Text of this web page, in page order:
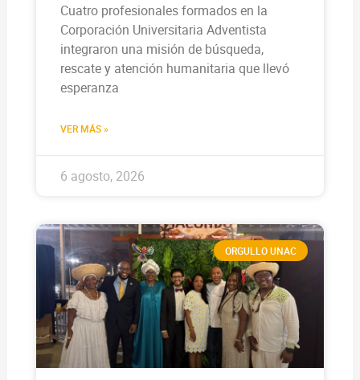
Cuatro profesionales formados en la
Corporación Universitaria Adventista
integraron una misión de búsqueda,
rescate y atención humanitaria que llevó
esperanza
VER MÁS »
6 agosto, 2026
ORGULLO UNAC